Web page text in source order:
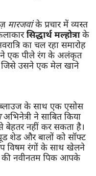
मारजवांके प्रचार में व्यस्त
सिद्धार्थ मल्होत्रा​​के
का चल रहा समारोह
एक पीले रंग के अलंकृत
जिसे उसने एक मेल खाने
ब्लाउज के साथ एक एसोस
अभिनेत्री ने साबित किया
बेहतर नहीं कर सकता है।
शेड और बालों को सॉफ्ट
विषम रंगों के साथ खेलने
नवीनतम पिक आपके